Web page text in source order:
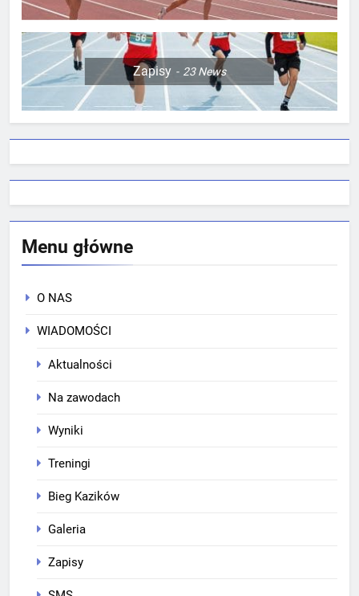
Zapisy 23News
Menu główne
O NAS
WIADOMOŚCI
Aktualności
Na zawodach
Wyniki
Treningi
Bieg Kazików
Galeria
Zapisy